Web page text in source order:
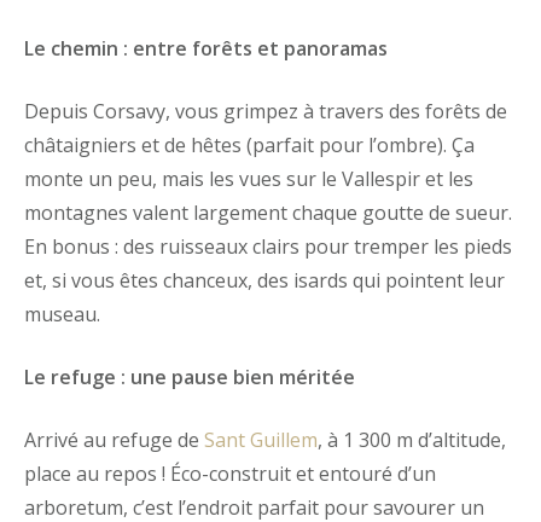
Le chemin : entre forêts et panoramas
Depuis Corsavy, vous grimpez à travers des forêts de
châtaigniers et de hêtes (parfait pour l’ombre). Ça
monte un peu, mais les vues sur le Vallespir et les
montagnes valent largement chaque goutte de sueur.
En bonus : des ruisseaux clairs pour tremper les pieds
et, si vous êtes chanceux, des isards qui pointent leur
museau.
Le refuge : une pause bien méritée
Arrivé au refuge de Sant Guillem, à 1 300 m d’altitude,
place au repos ! Éco-construit et entouré d’un
arboretum, c’est l’endroit parfait pour savourer un